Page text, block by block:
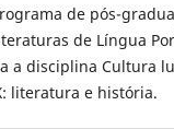
de pós-
de Língua
a disciplina Cultura
literatura e história.